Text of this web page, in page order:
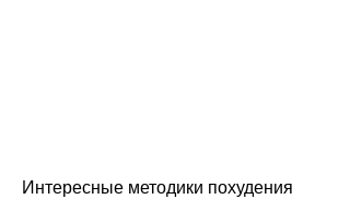
Интересные методики похудения